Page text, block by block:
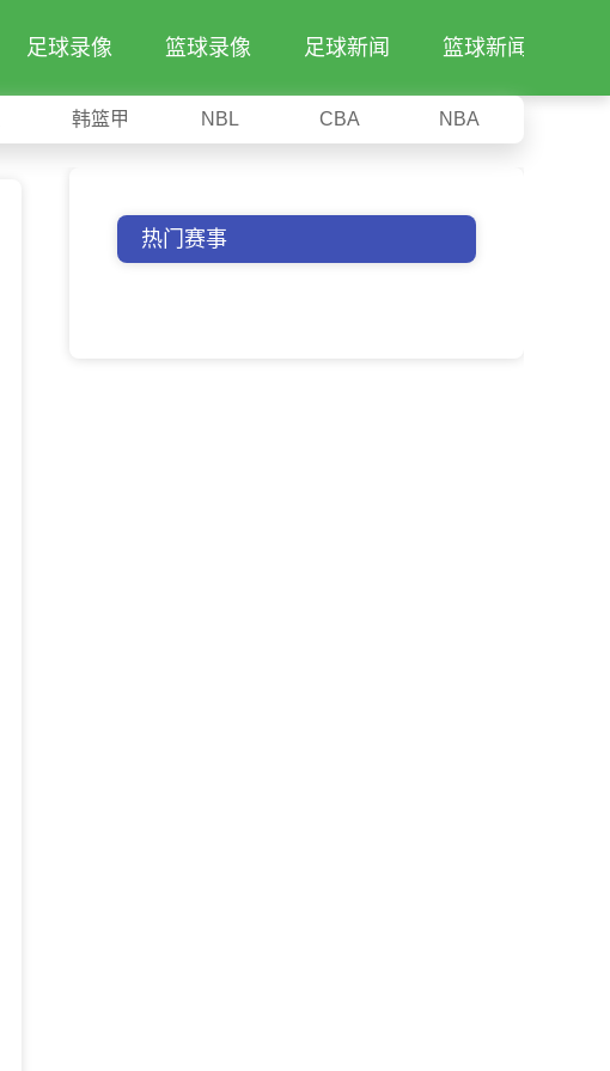
足球录像 篮球录像 足球新闻 篮球新闻
韩篮甲 NBL CBA NBA
热门赛事